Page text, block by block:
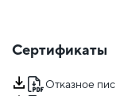
Сертификаты
Отказное